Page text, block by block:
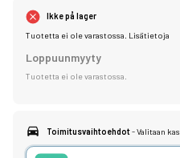
Ikke på lager
Tuotetta ei ole varastossa. Lisätietoja
Loppuunmyyty
Tuotetta ei ole varastossa.
Toimitusvaihtoehdot- Valitaan